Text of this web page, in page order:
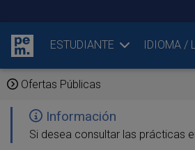
ESTUDIANTE IDIOMA /
Ofertas Públicas
Información
Si desea consultar las prácticas